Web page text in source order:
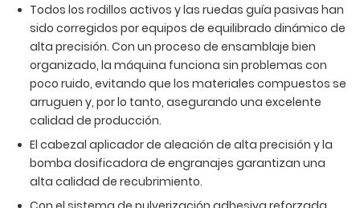
Todos los rodillos activos y las ruedas guía pasivas han
sido corregidos por equipos de equilibrado dinámico de
alta precisión. Con un proceso de ensamblaje bien
organizado, la máquina funciona sin problemas con
poco ruido, evitando que los materiales compuestos se
arruguen y, por lo tanto, asegurando una excelente
calidad de producción.
El cabezal aplicador de aleación de alta precisión y la
bomba dosificadora de engranajes garantizan una
alta calidad de recubrimiento.